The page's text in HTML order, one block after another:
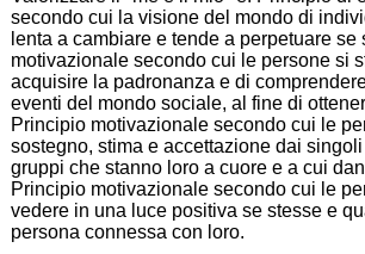
secondo cui la visione del mondo di
lenta a cambiare e tende a perpetuare
motivazionale secondo cui le persone si
acquisire la padronanza e di
eventi del mondo sociale, al fine di
Principio motivazionale secondo cui le
sostegno, stima e accettazione dai
gruppi che stanno loro a cuore e a cui
Principio motivazionale secondo cui le
vedere in una luce positiva se stesse e
persona connessa con loro.